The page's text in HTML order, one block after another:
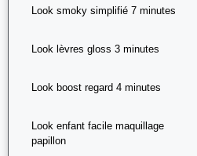
Look smoky simplifié 7 minutes
Look lèvres gloss 3 minutes
Look boost regard 4 minutes
Look enfant facile maquillage
papillon